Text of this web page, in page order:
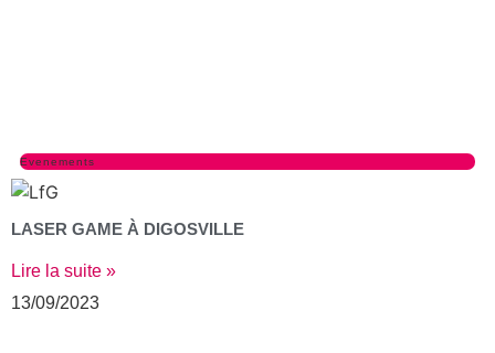
Evenements
LASER GAME À DIGOSVILLE
Lire la suite »
13/09/2023